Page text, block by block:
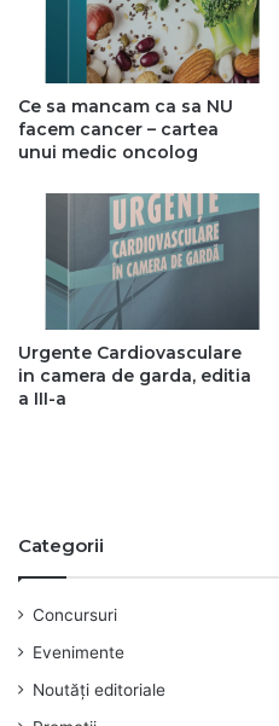
Ce sa mancam ca sa NU
facem cancer – cartea
unui medic oncolog
Urgente Cardiovasculare
in camera de garda, editia
a III-a
Categorii
Concursuri
Evenimente
Noutăți editoriale